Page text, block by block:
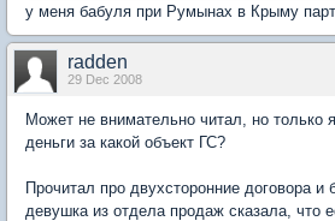
у меня бабуля при Румынах в Крыму
radden
29 Dec 2008
Может не внимательно читал, но
деньги за какой объект ГС?
Прочитал про двухсторонние договора и
девушка из отдела продаж сказала, что